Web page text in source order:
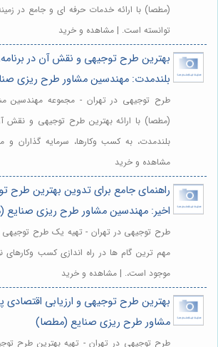
(مطصا) با ارائه خدمات حرفه ای و جامع در
توانسته است. | مشاهده و خرید
بهترین طرح توجیهی و نقش آن در
بلندمدت: مهندسین مشاور طرح ریزی
طرح توجیهی در تهران - مجموعه مهندسین
(مطصا) با ارائه بهترین طرح توجیهی و نقش
بلندمدت، به کسب وکارها، سرمایه گذاران
مشاهده و خرید
راهنمای جامع برای تدوین بهترین طرح
اخیر: مهندسین مشاور طرح ریزی
طرح توجیهی در تهران - تهیه یک طرح توجیهی
مهم ترین گام ها در راه اندازی کسب وکارهای
موجود است،. | مشاهده و خرید
بهترین طرح توجیهی و ارزیابی اقتصادی
مشاور طرح ریزی صنایع (مطصا)
طرح توجیهی در تهران - تهیه بهترین طرح